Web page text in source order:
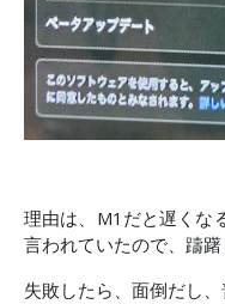
理由は、M1だと遅くな
言われていたので、躊躇
失敗したら、面倒だし、